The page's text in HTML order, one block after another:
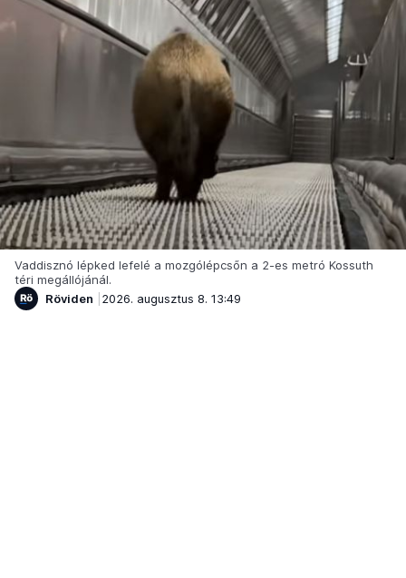
Vaddisznó lépked lefelé a mozgólépcsőn a 2-es metró Kossuth
téri megállójánál.
Röviden
2026. augusztus 8. 13:49